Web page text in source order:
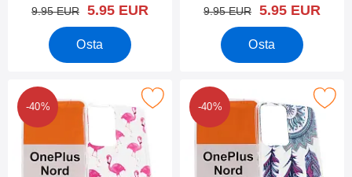
vanha hinta
9.95 EUR uusi hinta
5.95 EUR
Osta
vanha hinta
9.95 EUR uusi hinta
5.95 EUR
Osta
-40%
tPU-Designkotelo OnePlus Nord CE 2 5G suosikiksi
-40%
Merkitse tPU-Designkotelo